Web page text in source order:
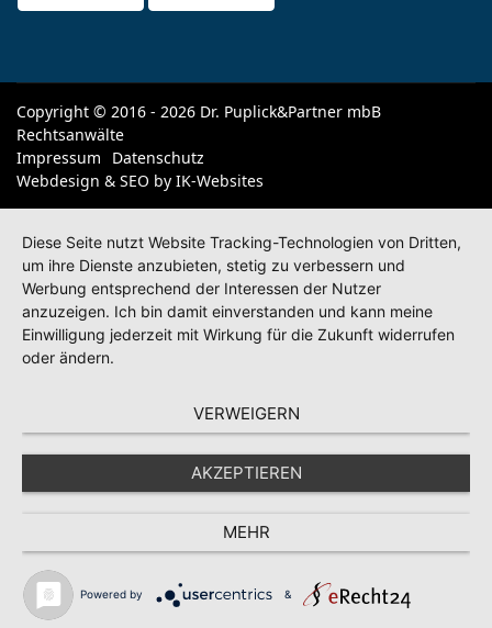
Copyright © 2016 - 2026 Dr. Puplick&Partner mbB
Rechtsanwälte
Impressum
Datenschutz
Webdesign & SEO by IK-Websites
Diese Seite nutzt Website Tracking-Technologien von Dritten,
um ihre Dienste anzubieten, stetig zu verbessern und
Werbung entsprechend der Interessen der Nutzer
anzuzeigen. Ich bin damit einverstanden und kann meine
Einwilligung jederzeit mit Wirkung für die Zukunft widerrufen
oder ändern.
VERWEIGERN
AKZEPTIEREN
MEHR
Powered by &